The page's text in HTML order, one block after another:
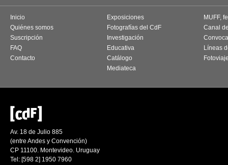
Inicio
Quiénes somos
Suscripción
FAQ
Contacto
Exposiciones
Fotografías del CdF
Investigación
Educativa
Catálogo
Mediateca
MUFF,
Canal
Líneas
Av. 18 de Julio 885
(entre Andes y Convención)
CP 11100. Montevideo. Uruguay
Tel: [598 2] 1950 7960